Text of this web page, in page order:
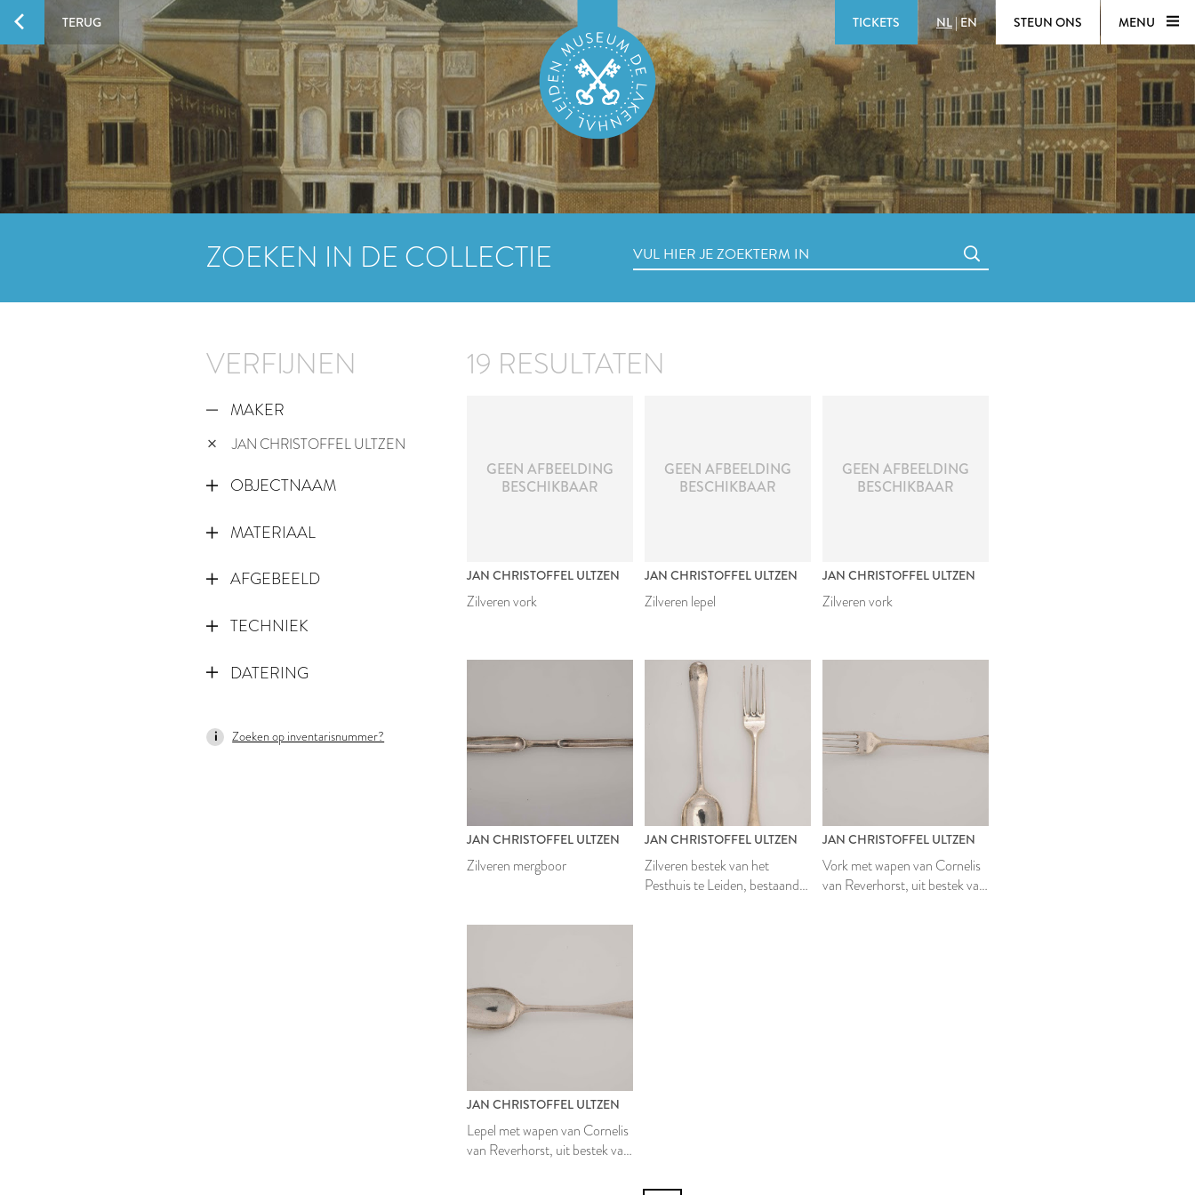
TERUG TICKETS NL| EN STEUN ONS MENU
ZOEKEN IN DE COLLECTIE
VERFIJNEN
MAKER
JAN CHRISTOFFEL ULTZEN
OBJECTNAAM
MATERIAAL
AFGEBEELD
TECHNIEK
DATERING
Zoeken op inventarisnummer?
19 RESULTATEN
GEEN AFBEELDING
BESCHIKBAAR
JAN CHRISTOFFEL ULTZEN
Zilveren vork
GEEN AFBEELDING
BESCHIKBAAR
JAN CHRISTOFFEL ULTZEN
Zilveren lepel
GEEN AFBEELDING
BESCHIKBAAR
JAN CHRISTOFFEL ULTZEN
Zilveren vork
JAN CHRISTOFFEL ULTZEN
Zilveren mergboor
JAN CHRISTOFFEL ULTZEN
Zilveren bestek van het
Pesthuis te Leiden, bestaande
JAN CHRISTOFFEL ULTZEN
Vork met wapen van Cornelis
van Reverhorst, uit bestek van
JAN CHRISTOFFEL ULTZEN
Lepel met wapen van Cornelis
van Reverhorst, uit bestek van